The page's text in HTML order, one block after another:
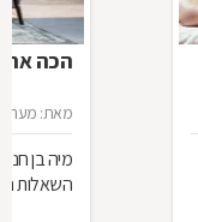
הכה את
מאת:
מיה בן
השאלות